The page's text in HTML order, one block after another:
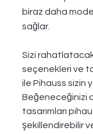
biraz daha
sağlar.
Sizi
seçenekleri ve
ile Pihauss sizin
Beğeneceğinizi
tasarımları
şekillendirebilir